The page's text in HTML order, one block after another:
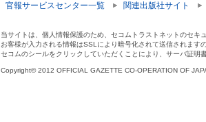
官報サービスセンター一覧 関連出版社サイト
当サイトは、個人情報保護のため、セコムトラストネットのセキ
お客様が入力される情報はSSLにより暗号化されて送信されま
セコムのシールをクリックしていただくことにより、サーバ証明
Copyright© 2012 OFFICIAL GAZETTE CO-OPERATION OF